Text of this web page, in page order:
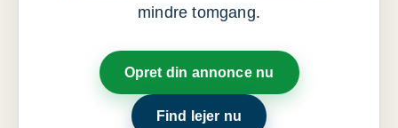
mindre tomgang.
Opret din annonce nu
Find lejer nu